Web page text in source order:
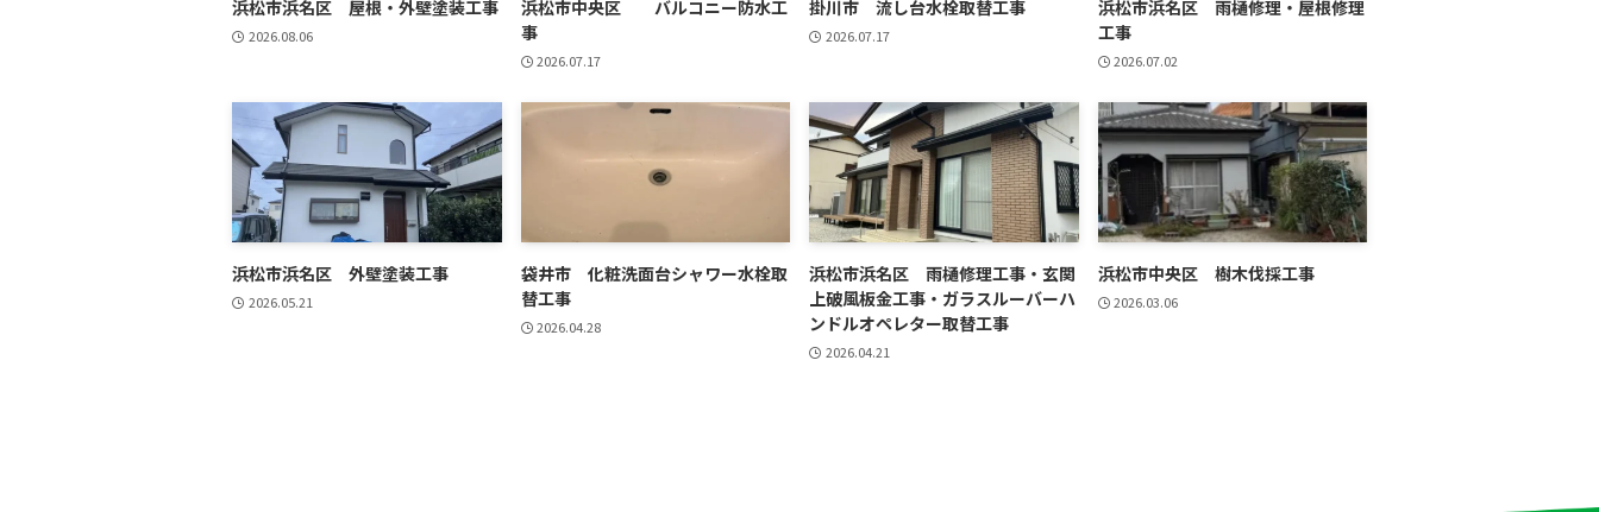
浜松市浜名区 屋根・外壁塗装工事
2026.08.06
浜松市中央区 バルコニー防水工
事
2026.07.17
掛川市 流し台水栓取替工事
2026.07.17
浜松市浜名区 雨樋修理・屋根修理
工事
2026.07.02
浜松市浜名区 外壁塗装工事
2026.05.21
袋井市 化粧洗面台シャワー水栓取
替工事
2026.04.28
浜松市浜名区 雨樋修理工事・玄関
上破風板金工事・ガラスルーバーハ
ンドルオペレター取替工事
2026.04.21
浜松市中央区 樹木伐採工事
2026.03.06